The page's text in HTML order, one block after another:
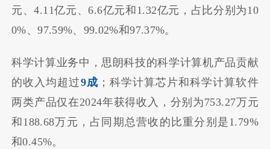
元、4.11亿元、6.6亿元和1.32亿元，占比分别为10
0%、97.59%、99.02%和97.37%。
科学计算业务中，思朗科技的科学计算机产品贡献
的收入均超过9成 ；科学计算芯片和科学计算软件
两类产品仅在2024年获得收入，分别为753.27万元
和188.68万元，占同期总营收的比重分别是1.79%
和0.45%。